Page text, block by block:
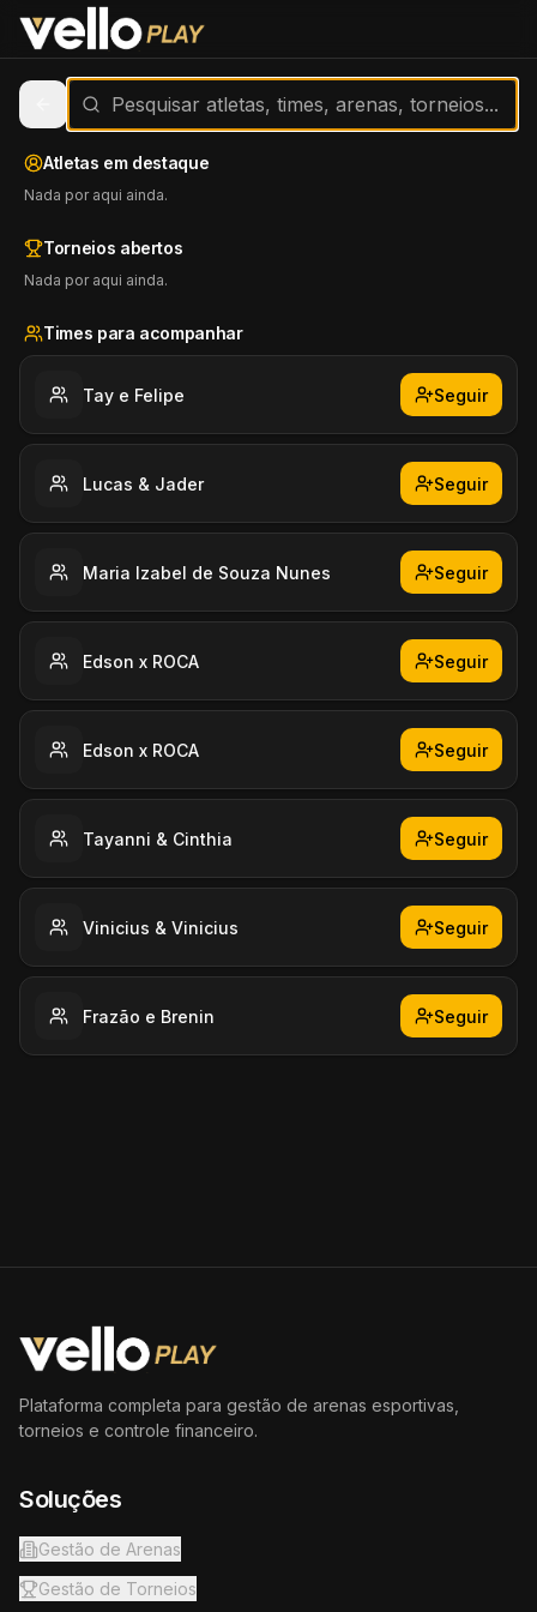
Atletas em destaque
Nada por aqui ainda.
Torneios abertos
Nada por aqui ainda.
Times para acompanhar
Tay e Felipe Seguir
Lucas & Jader Seguir
Maria Izabel de Souza Nunes Seguir
Edson x ROCA Seguir
Edson x ROCA Seguir
Tayanni & Cinthia Seguir
Vinicius & Vinicius Seguir
Frazão e Brenin Seguir
Plataforma completa para gestão de arenas esportivas,
torneios e controle financeiro.
Soluções
Gestão de Arenas
Gestão de Torneios